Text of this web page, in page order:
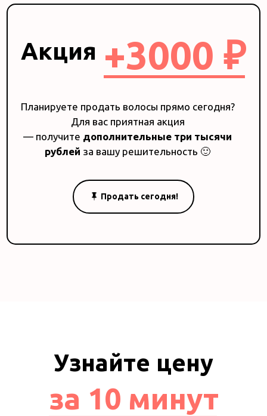
Акция +3000 ₽
Планируете продать волосы прямо сегодня?
Для вас приятная акция
— получите дополнительные три тысячи
рублей за вашу решительность 🙂
Продать сегодня!
Узнайте цену
за 10 минут